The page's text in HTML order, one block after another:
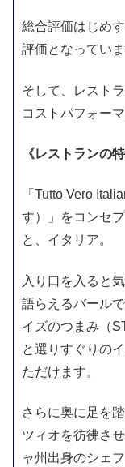
総合評価はじめ
評価となっていま
そして、レスト
コストパフォー
《レストランの特
「Tutto Vero
す）」をコンセ
と、イタリア。
入り口を入ると
語らえるバール
イズのつまみ（
と選りすぐりの
ただけます。
さらに奥に足を
ツィオを彷彿さ
ャ州出身のシェ